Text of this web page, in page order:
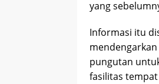
yang
Informasi itu
pungutan
fasilitas